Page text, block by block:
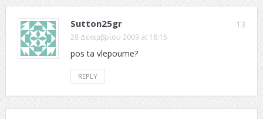
13
Sutton25gr
28 Δεκεμβρίου 2009 at 18:15
pos ta vlepoume?
REPLY